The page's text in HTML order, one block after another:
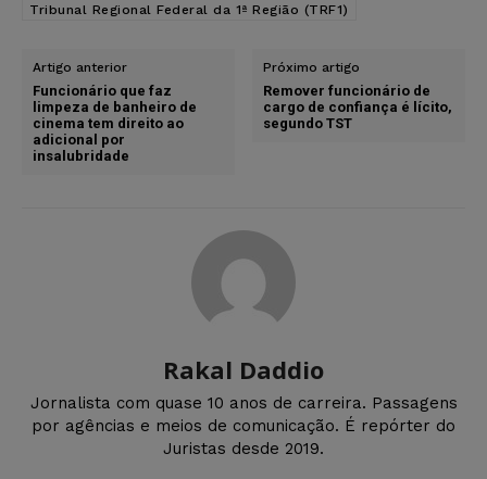
Tribunal Regional Federal da 1ª Região (TRF1)
Artigo anterior
Funcionário que faz
limpeza de banheiro de
cinema tem direito ao
adicional por
insalubridade
Próximo artigo
Remover funcionário de
cargo de confiança é lícito,
segundo TST
Rakal Daddio
Jornalista com quase 10 anos de carreira. Passagens
por agências e meios de comunicação. É repórter do
Juristas desde 2019.